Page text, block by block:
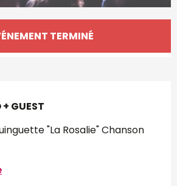
et coordonnées
TERMINÉ
GUEST
"La Rosalie" Chanson